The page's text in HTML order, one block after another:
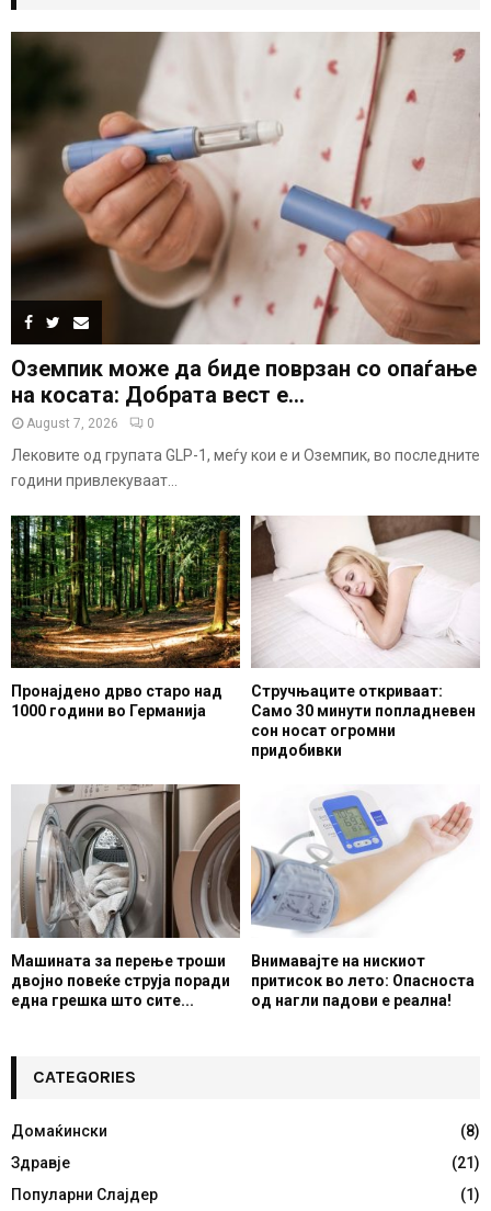
Оземпик може да биде поврзан со опаѓање
на косата: Добрата вест е...
August 7, 2026 0
Лековите од групата GLP-1, меѓу кои е и Оземпик, во последните
години привлекуваат...
Пронајдено дрво старо над
1000 години во Германија
Стручњаците откриваат:
Само 30 минути попладневен
сон носат огромни
придобивки
Машината за перење троши
двојно повеќе струја поради
една грешка што сите...
Внимавајте на нискиот
притисок во лето: Опасноста
од нагли падови е реална!
CATEGORIES
Домаќински
(8)
Здравје
(21)
Популарни Слајдер
(1)